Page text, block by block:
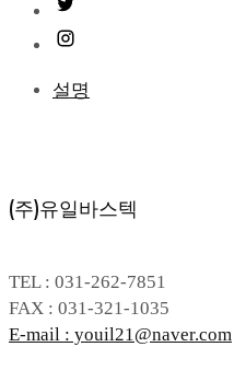
설명
(주)유일바스텍
TEL : 031-262-7851
FAX : 031-321-1035
E-mail : youil21@naver.com